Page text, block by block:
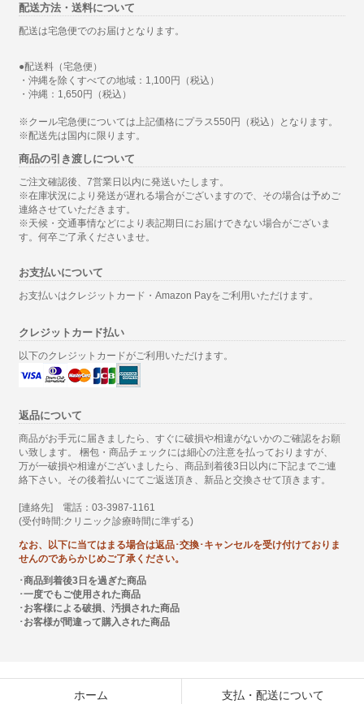
配送方法・送料について
配送は宅急便でのお届けとなります。
●配送料（宅急便）
・沖縄を除くすべての地域：1,100円（税込）
・沖縄：1,650円（税込）
※クール宅急便については上記価格にプラス550円（税込）となります。
※配送先は国内に限ります。
商品の引き渡しについて
ご注文確認後、7営業日以内に発送いたします。
※在庫状況により発送が遅れる場合がございますので、その場合は予めご
連絡させていただきます。
※天候・交通事情などにより表記期日にお届けできない場合がございま
す。何卒ご了承くださいませ。
お支払いについて
お支払いはクレジットカード・Amazon Payをご利用いただけます。
クレジットカード払い
以下のクレジットカードがご利用いただけます。
返品について
商品がお手元に届きましたら、すぐに破損や相違がないかのご確認をお願
い致します。 梱包・商品チェックには細心の注意を払っておりますが、
万が一破損や相違がございましたら、商品到着後3日以内に下記までご連
絡下さい。その後着払いにてご返送頂き、新品と交換させて頂きます。
[連絡先] 電話：03-3987-1161
(受付時間:クリニック診療時間に準ずる)
なお、以下に当てはまる場合は返品･交換･キャンセルを受け付けておりま
せんのであらかじめご了承ください。
･商品到着後3日を過ぎた商品
･一度でもご使用された商品
･お客様による破損、汚損された商品
･お客様が間違って購入された商品
ホーム 支払・配送について